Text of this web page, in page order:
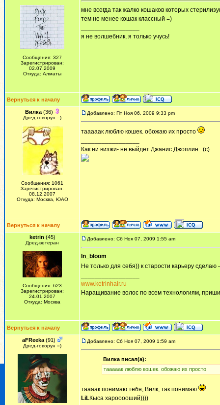
Сообщения: 327
Зарегистрирован:
02.07.2009
Откуда: Алматы
мне всегда так жалко кошаков которых
тем не менее кошак классный =)
я не волшебник, я только учусь!
Вернуться к началу
Вилка(36)
Дред-говорун =)
Сообщения: 1061
Зарегистрирован:
08.12.2007
Откуда: Москва, ЮАО
Добавлено: Пт Ноя 06, 2009 9:33 pm
тааааак люблю кошек. обожаю их просто
Как ни визжи- не выйдет Джанис Джоплин.. (с)
Вернуться к началу
ketrin (45)
Дред-ветеран
Сообщения: 623
Зарегистрирован:
24.01.2007
Откуда: Москва
Добавлено: Сб Ноя 07, 2009 1:55 am
In_bloom
Не только для себя)) к старости карьеру
www.ketrinhair.ru
Наращивание волос по всем технологиям,
Вернуться к началу
aFReeka (91)
Дред-говорун =)
Добавлено: Сб Ноя 07, 2009 1:59 am
Вилка писал(а):
тааааак люблю кошек. обожаю их просто
таааак понимаю тебя, Вилк, так понимаю
LiLКыса харооооший))))